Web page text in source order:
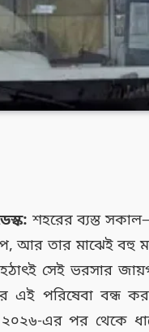
শহরের ব্যস্ত
আর তার মাঝেই বহু
সেই ভরসার
পরিষেবা বন্ধ
২০২৬-এর পর থেকে